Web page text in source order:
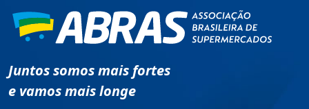
Juntos somos mais fortes
e vamos mais longe